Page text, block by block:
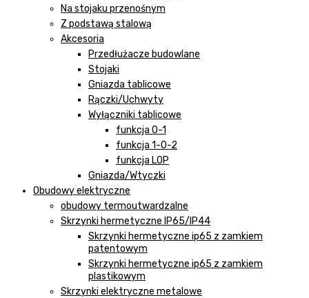
Na stojaku przenośnym
Z podstawą stalową
Akcesoria
Przedłużacze budowlane
Stojaki
Gniazda tablicowe
Rączki/Uchwyty
Wyłączniki tablicowe
funkcja 0-1
funkcja 1-0-2
funkcja LOP
Gniazda/Wtyczki
Obudowy elektryczne
obudowy termoutwardzalne
Skrzynki hermetyczne IP65/IP44
Skrzynki hermetyczne ip65 z zamkiem
patentowym
Skrzynki hermetyczne ip65 z zamkiem
plastikowym
Skrzynki elektryczne metalowe